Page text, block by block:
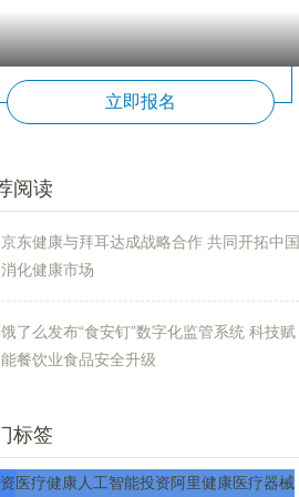
立即报名
阅读
京东健康与拜耳达成战略合作 共同开拓中国
消化健康市场
饿了么发布“食安钉”数字化监管系统 科技赋
能餐饮业食品安全升级
标签
医疗健康人工智能投资阿里健康医疗器械